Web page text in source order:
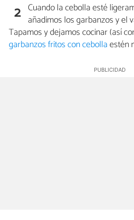
2 Cuando la cebolla esté
añadimos los garbanzos y el
Tapamos y dejamos cocinar (así
garbanzos fritos con cebollaestén